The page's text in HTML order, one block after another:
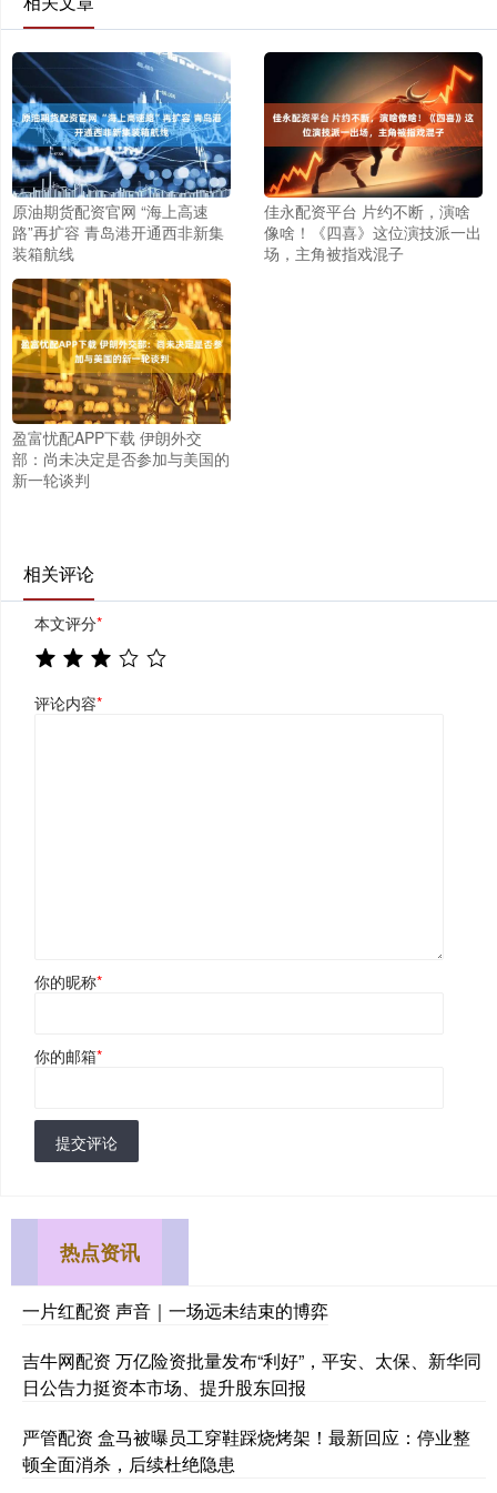
原油期货配资官网 “海上高速
路”再扩容 青岛港开通西非新集
装箱航线
佳永配资平台 片约不断，演啥
像啥！《四喜》这位演技派一出
场，主角被指戏混子
盈富忧配APP下载 伊朗外交
部：尚未决定是否参加与美国的
新一轮谈判
相关评论
本文评分*
评论内容*
你的昵称*
你的邮箱*
提交评论
热点资讯
一片红配资 声音｜一场远未结束的博弈
吉牛网配资 万亿险资批量发布“利好”，平安、太保、新华同
日公告力挺资本市场、提升股东回报
严管配资 盒马被曝员工穿鞋踩烧烤架！最新回应：停业整
顿全面消杀，后续杜绝隐患